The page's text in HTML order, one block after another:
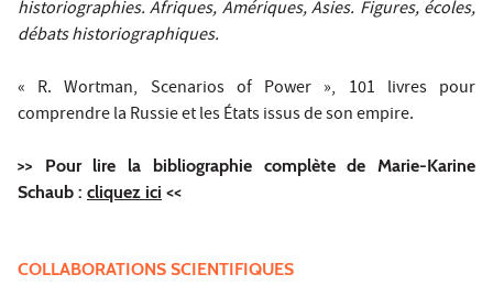
historiographies. Afriques, Amériques, Asies. Figures, écoles,
débats historiographiques.
« R. Wortman, Scenarios of Power », 101 livres pour
comprendre la Russie et les États issus de son empire.
>> Pour lire la bibliographie complète de Marie-Karine
Schaub : cliquez ici <<
COLLABORATIONS SCIENTIFIQUES